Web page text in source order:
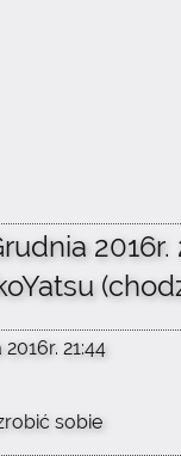
2016r.
21:44
sobie